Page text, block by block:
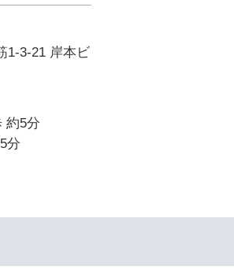
1-3-21 岸本ビ
約5分
分